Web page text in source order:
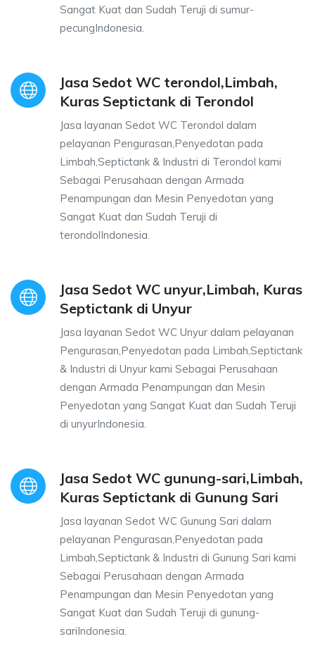
Sangat Kuat dan Sudah Teruji di sumur-
pecungIndonesia.
Jasa Sedot WC terondol,Limbah,
Kuras Septictank di Terondol
Jasa layanan Sedot WC Terondol dalam
pelayanan Pengurasan,Penyedotan pada
Limbah,Septictank & Industri di Terondol kami
Sebagai Perusahaan dengan Armada
Penampungan dan Mesin Penyedotan yang
Sangat Kuat dan Sudah Teruji di
terondolIndonesia.
Jasa Sedot WC unyur,Limbah, Kuras
Septictank di Unyur
Jasa layanan Sedot WC Unyur dalam pelayanan
Pengurasan,Penyedotan pada Limbah,Septictank
& Industri di Unyur kami Sebagai Perusahaan
dengan Armada Penampungan dan Mesin
Penyedotan yang Sangat Kuat dan Sudah Teruji
di unyurIndonesia.
Jasa Sedot WC gunung-sari,Limbah,
Kuras Septictank di Gunung Sari
Jasa layanan Sedot WC Gunung Sari dalam
pelayanan Pengurasan,Penyedotan pada
Limbah,Septictank & Industri di Gunung Sari kami
Sebagai Perusahaan dengan Armada
Penampungan dan Mesin Penyedotan yang
Sangat Kuat dan Sudah Teruji di gunung-
sariIndonesia.